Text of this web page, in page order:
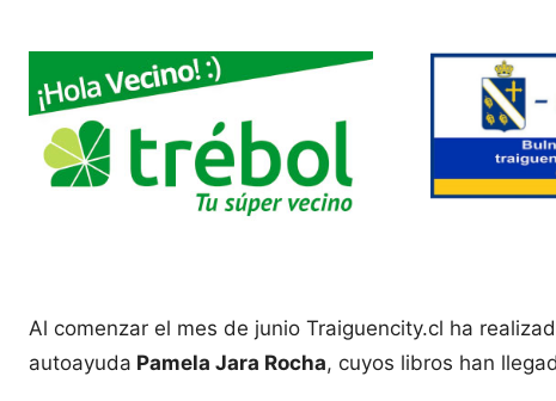
Al comenzar el mes de junio Traiguencity.cl ha
autoayuda Pamela Jara Rocha, cuyos libros han